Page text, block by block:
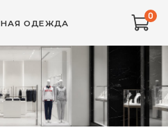
ОДЕЖДА
0